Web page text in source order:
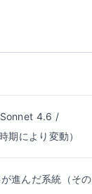
4.6 /
により変動）
進んだ系統（その